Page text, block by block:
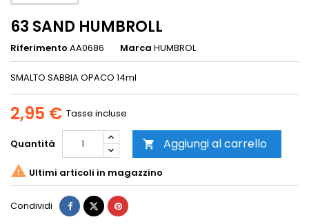
63 SAND HUMBROLL
Riferimento AA0686 Marca HUMBROL
SMALTO SABBIA OPACO 14ml
2,95 € Tasse incluse
Quantità  Aggiungi al carrello
 Ultimi articoli in magazzino
Condividi